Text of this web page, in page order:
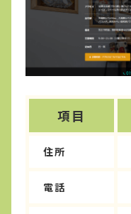
項目
住所
電話